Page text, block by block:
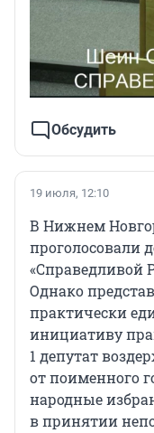
Обсудить
19 июля, 12:10
В Нижнем
проголосовали
«Справедливой
Однако
практически
инициативу
1 депутат
от поименного
народные
в принятии